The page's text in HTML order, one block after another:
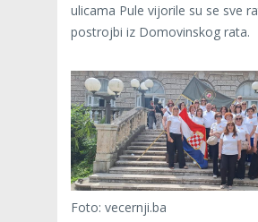
ulicama Pule vijorile su se sve
postrojbi iz Domovinskog rata.
Foto: vecernji.ba